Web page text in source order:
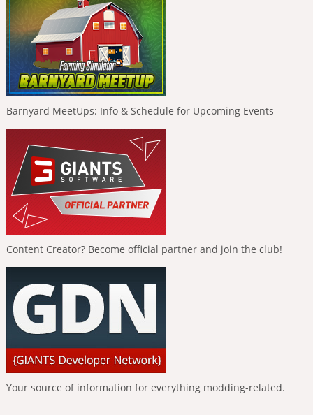
Barnyard MeetUps: Info & Schedule for Upcoming Events
Content Creator? Become official partner and join the club!
Your source of information for everything modding-related.